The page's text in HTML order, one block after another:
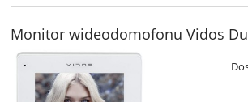
Monitor wideodomofonu Vidos